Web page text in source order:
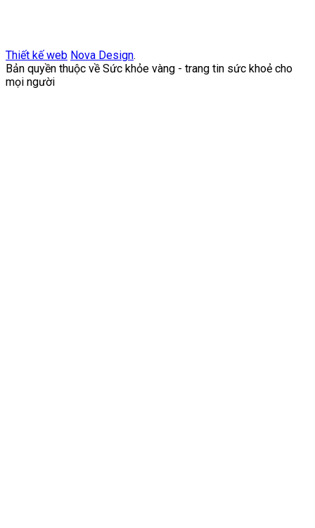
Thiết kế web Nova Design.
Bản quyền thuộc về Sức khỏe vàng - trang tin sức khoẻ cho
mọi người